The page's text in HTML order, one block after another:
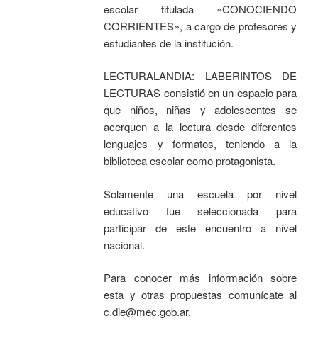
escolar titulada «CONOCIENDO
CORRIENTES», a cargo de profesores y
estudiantes de la institución.
LECTURALANDIA: LABERINTOS DE
LECTURAS consistió en un espacio para
que niños, niñas y adolescentes se
acerquen a la lectura desde diferentes
lenguajes y formatos, teniendo a la
biblioteca escolar como protagonista.
Solamente una escuela por nivel
educativo fue seleccionada para
participar de este encuentro a nivel
nacional.
Para conocer más información sobre
esta y otras propuestas comunícate al
c.die@mec.gob.ar.